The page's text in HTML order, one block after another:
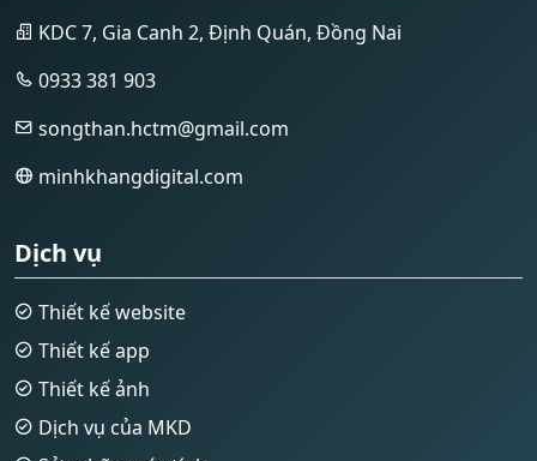
KDC 7, Gia Canh 2, Định Quán, Đồng Nai
0933 381 903
songthan.hctm@gmail.com
minhkhangdigital.com
Dịch vụ
Thiết kế website
Thiết kế app
Thiết kế ảnh
Dịch vụ của MKD